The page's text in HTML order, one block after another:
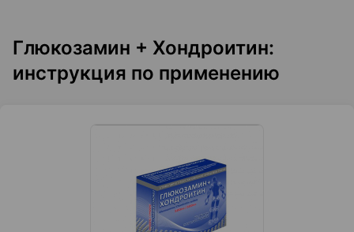
Глюкозамин + Хондроитин:
инструкция по применению